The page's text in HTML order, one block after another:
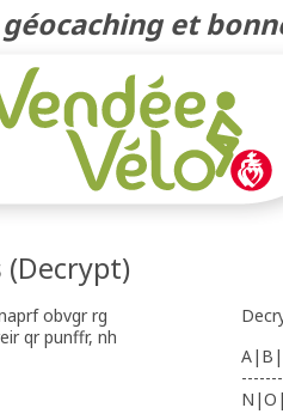
et
(Decrypt)
obvgr rg
qr punffr, nh